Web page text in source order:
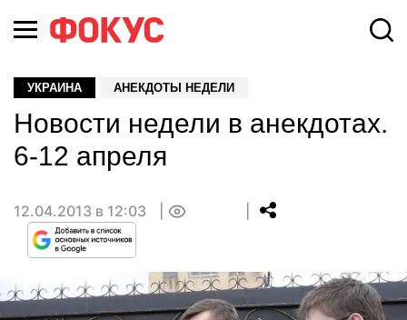
УКРАИНА АНЕКДОТЫ НЕДЕЛИ
Новости недели в анекдотах.
6-12 апреля
12.04.2013 в 12:03